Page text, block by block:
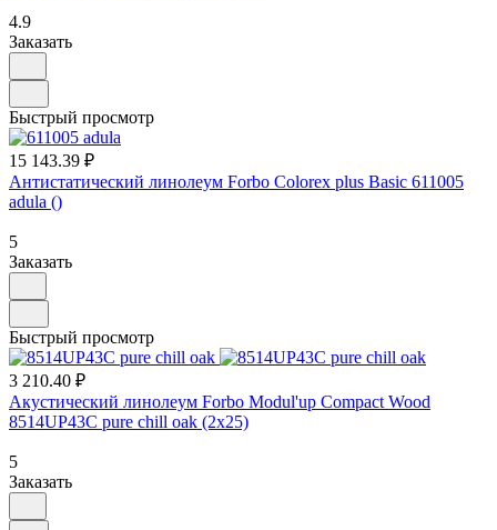
4.9
Заказать
Быстрый просмотр
15 143.39 ₽
Антистатический линолеум Forbo Colorex plus Basic 611005
adula ()
5
Заказать
Быстрый просмотр
3 210.40 ₽
Акустический линолеум Forbo Modul'up Compact Wood
8514UP43C pure chill oak (2х25)
5
Заказать